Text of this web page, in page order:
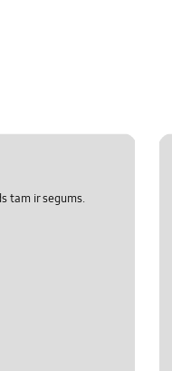
tam ir segums.